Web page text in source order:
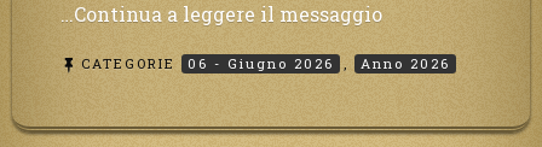
…Continua a leggere il messaggio“Desiderate
Miei,
vera
CATEGORIE 06 - Giugno 2026 , Anno 2026